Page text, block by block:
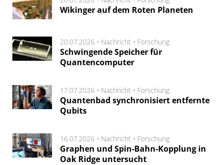
Wikinger auf dem Roten Planeten
20.07.2026 • Nachricht • Forschung
Schwingende Speicher für
Quantencomputer
17.07.2026 • Nachricht • Forschung
Quantenbad synchronisiert entfernte
Qubits
16.07.2026 • Nachricht • Forschung
Graphen und Spin-Bahn-Kopplung in
Oak Ridge untersucht